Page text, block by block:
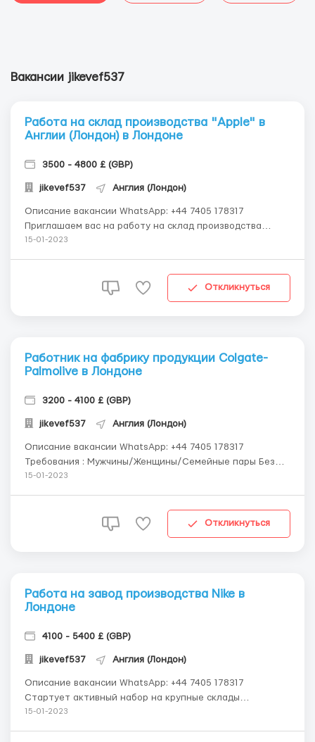
Вакансии jikevef537
Работа на склад производства "Apple" в
Англии (Лондон) в Лондоне
3500 - 4800 £ (GBP)
jikevef537 Англия (Лондон)
Описание вакансии WhatsApp: +44 7405 178317
Приглашаем вас на работу на склад производства
"Apple" в Англии (Лондон) Условия работы: 1) Зарплата
можете работать по субботам)...
15-01-2023
Откликнуться
Работник на фабрику продукции Colgate-
Palmolive в Лондоне
3200 - 4100 £ (GBP)
jikevef537 Англия (Лондон)
Описание вакансии WhatsApp: +44 7405 178317
Требования : Мужчины/Женщины/Семейные пары Без
вредных привычек и проблем со здоровьем (за
будет огромным плюсом для вас в будущем. Без о...
15-01-2023
Откликнуться
Работа на завод производства Nike в
Лондоне
4100 - 5400 £ (GBP)
jikevef537 Англия (Лондон)
Описание вакансии WhatsApp: +44 7405 178317
Стартует активный набор на крупные склады
продукции от заводов NIKE в Англии. Склад расположен
15-01-2023